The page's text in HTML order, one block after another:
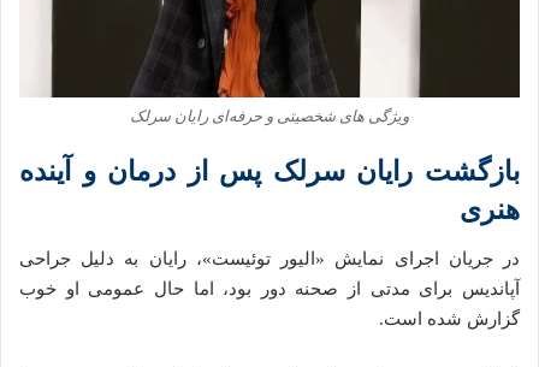
ویژگی‌ های شخصیتی و حرفه‌ای رایان سرلک
بازگشت رایان سرلک پس از درمان و آینده
هنری
در جریان اجرای نمایش «الیور توئیست»، رایان به دلیل جراحی
آپاندیس برای مدتی از صحنه دور بود، اما حال عمومی او خوب
گزارش شده است.